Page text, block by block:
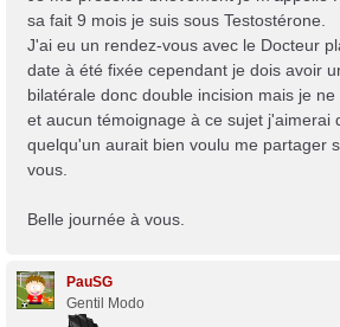
g
e
sa fait 9 mois je suis sous Testostérone.
J'ai eu un rendez-vous avec le Docteur
date à été fixée cependant je dois avoir
bilatérale donc double incision mais je
et aucun témoignage à ce sujet j'aimerai
quelqu'un aurait bien voulu me partager
vous.
Belle journée à vous.
PauSG
Gentil Modo